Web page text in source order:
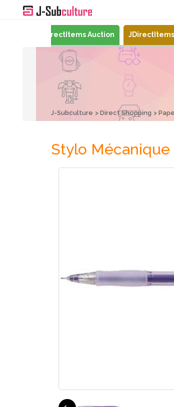
JDirectItems Auction
J-Subculture Direct Shopping
Stylo Mécanique